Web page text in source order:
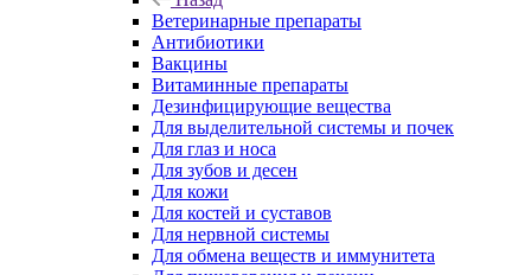
Ветеринарные препараты
Антибиотики
Вакцины
Витаминные препараты
Дезинфицирующие вещества
Для выделительной системы и почек
Для глаз и носа
Для зубов и десен
Для кожи
Для костей и суставов
Для нервной системы
Для обмена веществ и иммунитета